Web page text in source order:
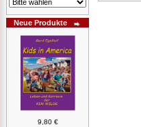
Neue Produkte
9,80 €